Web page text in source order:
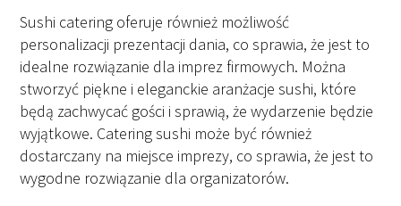
Sushi catering oferuje również możliwość
personalizacji prezentacji dania, co sprawia, że ​​jest to
idealne rozwiązanie dla imprez firmowych. Można
stworzyć piękne i eleganckie aranżacje sushi, które
będą zachwycać gości i sprawią, że wydarzenie będzie
wyjątkowe. Catering sushi może być również
dostarczany na miejsce imprezy, co sprawia, że ​​jest to
wygodne rozwiązanie dla organizatorów.